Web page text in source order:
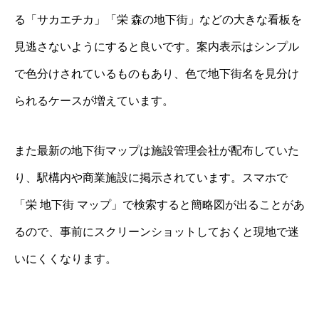
る「サカエチカ」「栄 森の地下街」などの大きな看板を
見逃さないようにすると良いです。案内表示はシンプル
で色分けされているものもあり、色で地下街名を見分け
られるケースが増えています。
また最新の地下街マップは施設管理会社が配布していた
り、駅構内や商業施設に掲示されています。スマホで
「栄 地下街 マップ」で検索すると簡略図が出ることがあ
るので、事前にスクリーンショットしておくと現地で迷
いにくくなります。